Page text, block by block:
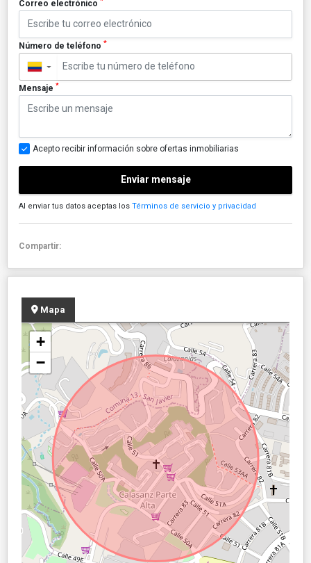
Correo electrónico
Número de teléfono *
▼
Mensaje *
Acepto recibir información sobre ofertas inmobiliarias
Enviar mensaje
Al enviar tus datos aceptas los Términos de servicio y privacidad
Compartir:
Mapa
+
−